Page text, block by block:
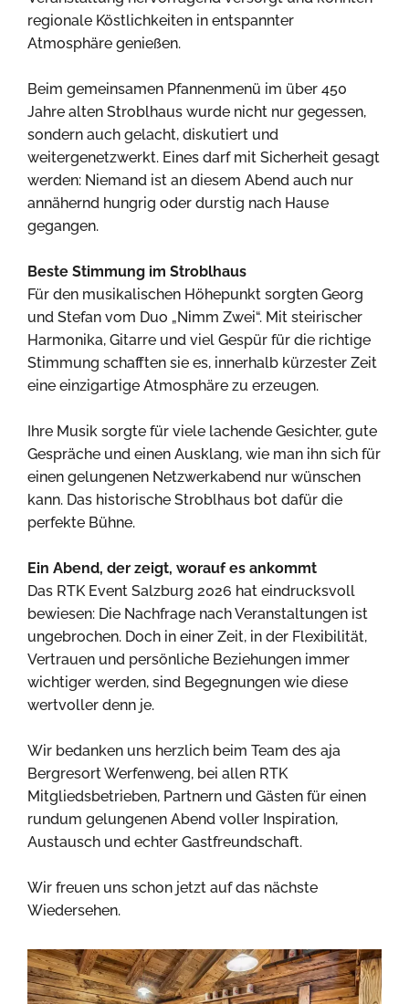
regionale Köstlichkeiten in entspannter
Atmosphäre genießen.
Beim gemeinsamen Pfannenmenü im über 450
Jahre alten Stroblhaus wurde nicht nur gegessen,
sondern auch gelacht, diskutiert und
weitergenetzwerkt. Eines darf mit Sicherheit gesagt
werden: Niemand ist an diesem Abend auch nur
annähernd hungrig oder durstig nach Hause
gegangen.
Beste Stimmung im Stroblhaus
Für den musikalischen Höhepunkt sorgten Georg
und Stefan vom Duo „Nimm Zwei“. Mit steirischer
Harmonika, Gitarre und viel Gespür für die richtige
Stimmung schafften sie es, innerhalb kürzester Zeit
eine einzigartige Atmosphäre zu erzeugen.
Ihre Musik sorgte für viele lachende Gesichter, gute
Gespräche und einen Ausklang, wie man ihn sich für
einen gelungenen Netzwerkabend nur wünschen
kann. Das historische Stroblhaus bot dafür die
perfekte Bühne.
Ein Abend, der zeigt, worauf es ankommt
Das RTK Event Salzburg 2026 hat eindrucksvoll
bewiesen: Die Nachfrage nach Veranstaltungen ist
ungebrochen. Doch in einer Zeit, in der Flexibilität,
Vertrauen und persönliche Beziehungen immer
wichtiger werden, sind Begegnungen wie diese
wertvoller denn je.
Wir bedanken uns herzlich beim Team des aja
Bergresort Werfenweng, bei allen RTK
Mitgliedsbetrieben, Partnern und Gästen für einen
rundum gelungenen Abend voller Inspiration,
Austausch und echter Gastfreundschaft.
Wir freuen uns schon jetzt auf das nächste
Wiedersehen.